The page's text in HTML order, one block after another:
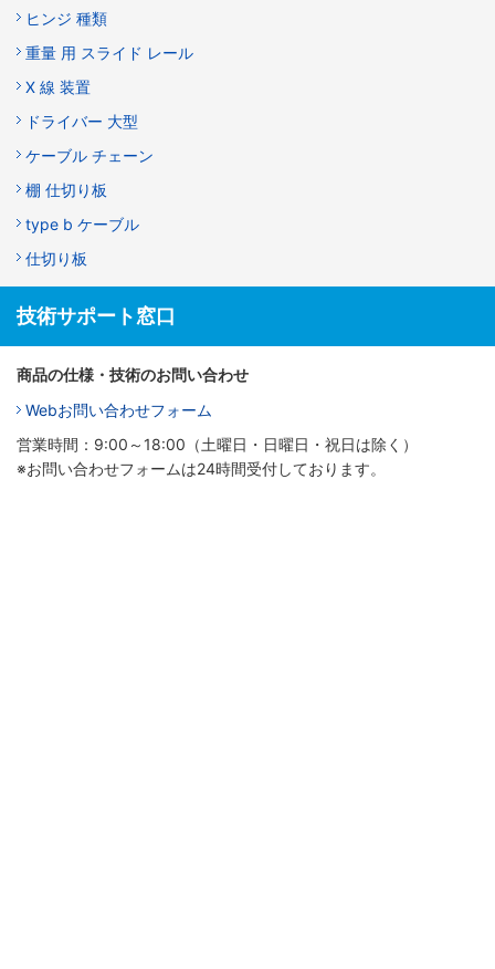
ヒンジ 種類
重量 用 スライド レール
X 線 装置
ドライバー 大型
ケーブル チェーン
棚 仕切り板
type b ケーブル
仕切り板
技術サポート窓口
商品の仕様・技術のお問い合わせ
Webお問い合わせフォーム
営業時間：9:00～18:00（土曜日・日曜日・祝日は除く）
※お問い合わせフォームは24時間受付しております。